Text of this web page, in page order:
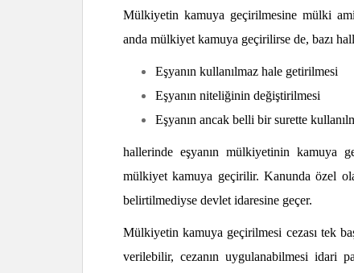
Mülkiyetin kamuya geçirilmesine mülki
anda mülkiyet kamuya geçirilirse de, bazı
Eşyanın kullanılmaz hale getirilmesi
Eşyanın niteliğinin değiştirilmesi
Eşyanın ancak belli bir surette
hallerinde eşyanın mülkiyetinin kamuya
mülkiyet kamuya geçirilir. Kanunda özel
belirtilmediyse devlet idaresine geçer.
Mülkiyetin kamuya geçirilmesi cezası tek
verilebilir, cezanın uygulanabilmesi idari